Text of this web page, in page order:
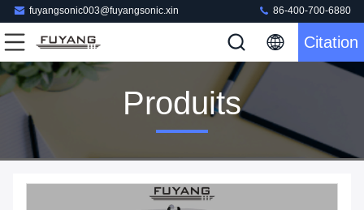
fuyangsonic003@fuyangsonic.xin 86-400-700-6880
Citation
Produits